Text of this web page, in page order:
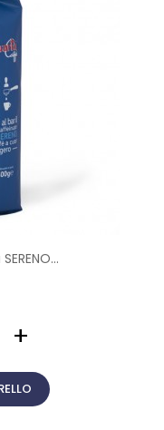
+